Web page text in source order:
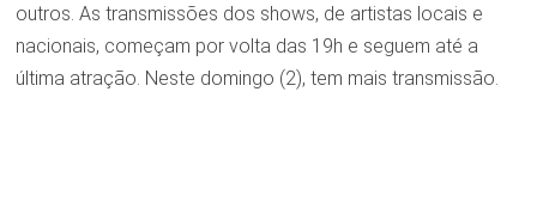
outros. As transmissões dos shows, de artistas locais e
nacionais, começam por volta das 19h e seguem até a
última atração. Neste domingo (2), tem mais transmissão.